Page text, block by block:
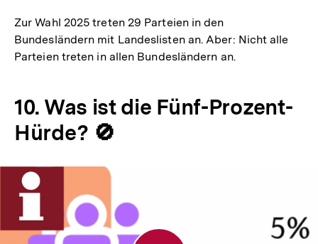
Zur Wahl 2025 treten 29 Parteien in den
Bundesländern mit Landeslisten an. Aber: Nicht alle
Parteien treten in allen Bundesländern an.
10. Was ist die Fünf-Prozent-
Hürde? 🚫
Fünf-
Prozent-
Hürde